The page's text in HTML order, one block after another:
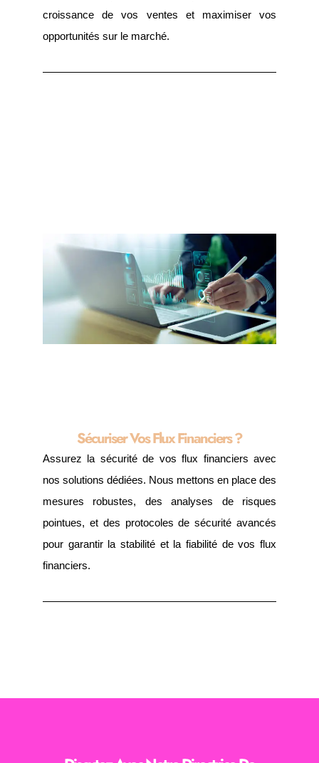
croissance de vos ventes et maximiser vos
opportunités sur le marché.
Sécuriser Vos Flux Financiers ?
Assurez la sécurité de vos flux financiers avec
nos solutions dédiées. Nous mettons en place des
mesures robustes, des analyses de risques
pointues, et des protocoles de sécurité avancés
pour garantir la stabilité et la fiabilité de vos flux
financiers.